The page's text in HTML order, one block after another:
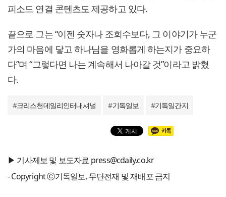
피소드 연결 콘텐츠도 제공하고 있다.
끝으로 그는 “이젠 숫자나 조회수보다, 그 이야기가 누군
가의 마음에 닿고 하나님을 영화롭게 하는지가 중요하
다”며 “그렇다면 나는 계속해서 나아갈 것”이라고 밝혔
다.
#크리스천데일리인터내셔널 #기독일보 #기독일간지
▶ 기사제보 및 보도자료 press@cdaily.co.kr
- Copyright ⓒ기독일보, 무단전재 및 재배포 금지